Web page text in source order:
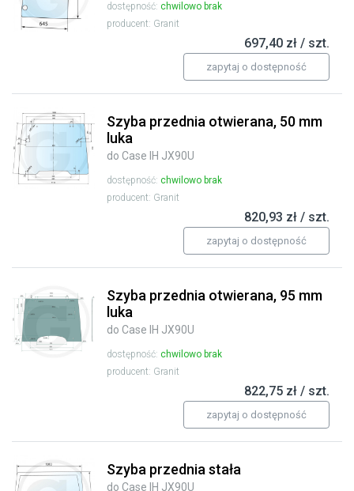
dostępność: chwilowo brak
producent: Granit
697,40 zł / szt.
zapytaj o dostępność
Szyba przednia otwierana, 50 mm
luka
do Case IH JX90U
dostępność: chwilowo brak
producent: Granit
820,93 zł / szt.
zapytaj o dostępność
Szyba przednia otwierana, 95 mm
luka
do Case IH JX90U
dostępność: chwilowo brak
producent: Granit
822,75 zł / szt.
zapytaj o dostępność
Szyba przednia stała
do Case IH JX90U